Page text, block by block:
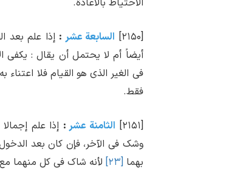
الاحتیاط بالاعادة.
[۲۱۵۰] السابعة عشر : إذا علم بعد
أیضاً أم لا یحتمل أن یقال : یکفی
فی الغیر الذی هو القیام فلا اعتناء
فقط.
[۲۱۵۱] الثامنة عشر: إذا علم
وشک فی الآخر، فإن کان بعد
بهما [۲۳] لأنه شاک فی کل منهما مع